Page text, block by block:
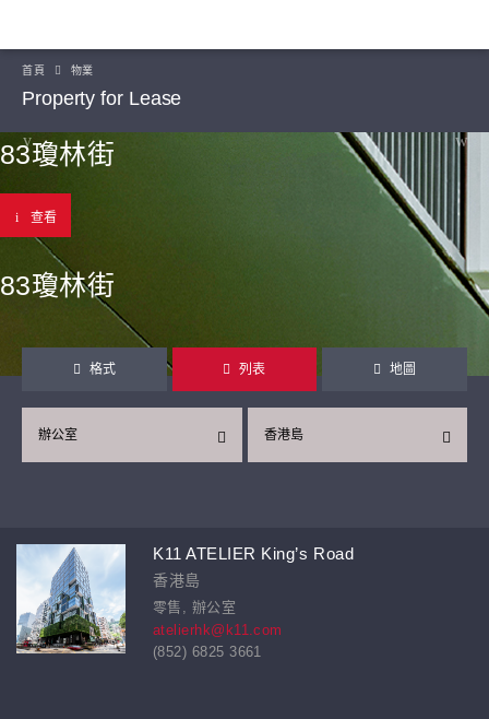
首頁 物業
Property for Lease
83瓊林街
查看
83瓊林街
格式 列表 地圖
香港島
辦公室
K11 ATELIER King’s Road
香港島
零售, 辦公室
atelierhk@k11.com
(852) 6825 3661